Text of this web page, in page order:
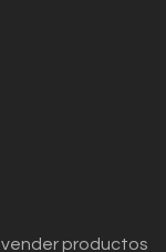
productos